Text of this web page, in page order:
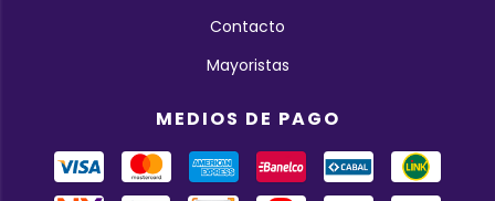
Contacto
Mayoristas
MEDIOS DE PAGO